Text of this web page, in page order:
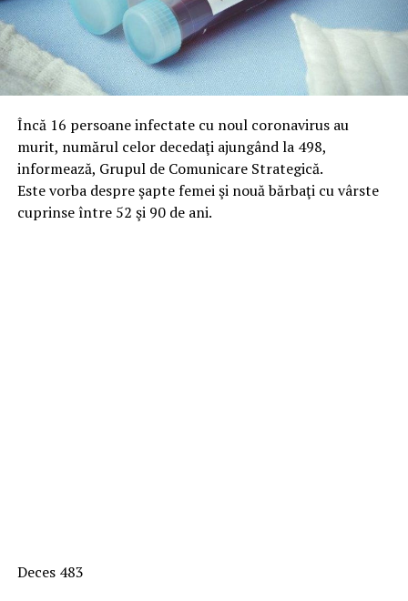
Încă 16 persoane infectate cu noul coronavirus au
murit, numărul celor decedaţi ajungând la 498,
informează, Grupul de Comunicare Strategică.
Este vorba despre şapte femei şi nouă bărbaţi cu vârste
cuprinse între 52 şi 90 de ani.
Deces 483